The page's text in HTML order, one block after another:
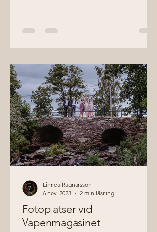
Fotoplatser vid
Vapenmagasinet
Linnea Ragnarsson
6 nov. 2023
2 min läsning